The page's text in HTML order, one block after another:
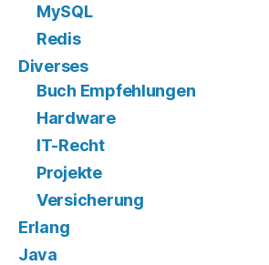
MySQL
Redis
Diverses
Buch Empfehlungen
Hardware
IT-Recht
Projekte
Versicherung
Erlang
Java